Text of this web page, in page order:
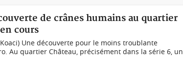
de crânes humains au quartier
cours
Une découverte pour le moins troublante
Au quartier Château, précisément dans la série 6, un